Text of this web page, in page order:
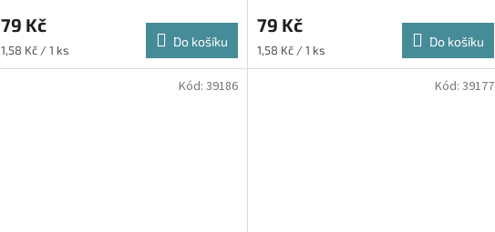
79 Kč
Měrná
1,58 Kč / 1 ks
Do košíku
79 Kč
Měrná
1,58 Kč / 1 ks
Do košíku
Kód: 39186 Kód: 39177